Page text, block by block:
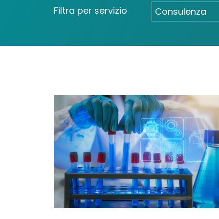
Consulenza Intelligenza
Filtra per servizio Consulenza